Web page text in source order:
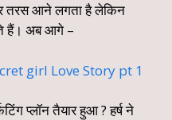
तरस आने लगता है लेकिन
हैं। अब आगे –
girl Love Story pt 1
प्लॉन तैयार हुआ ? हर्ष ने